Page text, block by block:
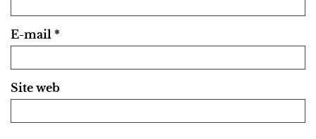
E-mail *
Site web